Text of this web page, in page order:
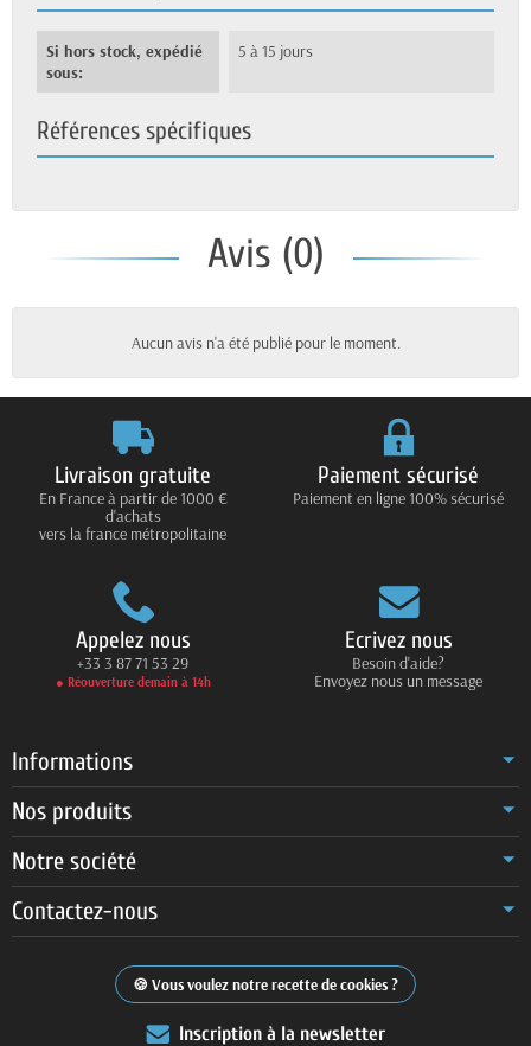
Si hors stock, expédié
sous:
5 à 15 jours
Références spécifiques
Avis (0)
Aucun avis n'a été publié pour le moment.
Livraison gratuite
En France à partir de 1000 €
d'achats
vers la france métropolitaine
Paiement sécurisé
Paiement en ligne 100% sécurisé
Appelez nous
+33 3 87 71 53 29
● Réouverture demain à 14h
Ecrivez nous
Besoin d'aide?
Envoyez nous un message
Informations
Nos produits
Notre société
Contactez-nous
Vous voulez notre recette de cookies ?
Inscription à la newsletter